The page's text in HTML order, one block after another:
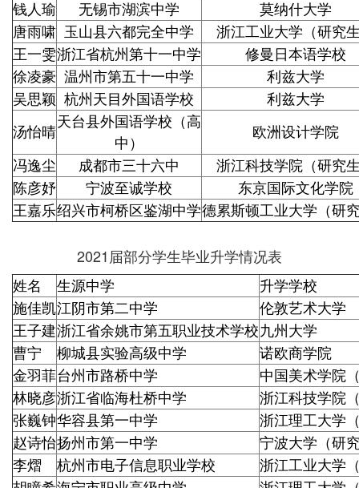
钱人瑜
无锡市湖滨中学
莫纳什大学
唐雨啸 玉山县六都完全中学
浙江工业大学（研究
王一雯浙江省杭州第十一中学
修曼日本语学校
徐凌豪 温州市第五十一中学
利兹大学
吴思颖 杭州天目外国语学校 利兹大学
汤怡晴
天台县外国语学校（高
中）
欧洲设计学院
冯逸尘 成都市三十六中
浙江科技学院（研究
陈彦妤
宁波至诚学校
东京国际文化学院
王嘉乐绍兴市柯桥区鉴湖中学德累斯顿工业大学（研
2021届部分学生毕业升学情况表
姓名 生源中学
升学学校
施佳凯江阴市第二中学
伦敦艺术大学
王子建浙江省余姚市第五职业技术学校九州大学
曹宁
柳城县实验高级中学
诺欧商学院
金羽菲台州市路桥中学
中国美术学院
林晓彦浙江省临海杜桥中学
浙江科技学院
张巍钟华容县第一中学
浙江理工大学
赵诗怡扬州市第一中学
宁波大学（研
李熠
杭州市电子信息职业学校
浙江工业大学